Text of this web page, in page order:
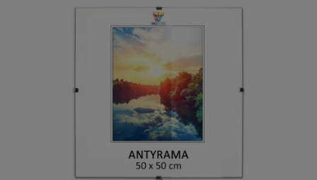
329,64 zł
Cena regularna:
Najniższa cena:
DO KOSZYKA